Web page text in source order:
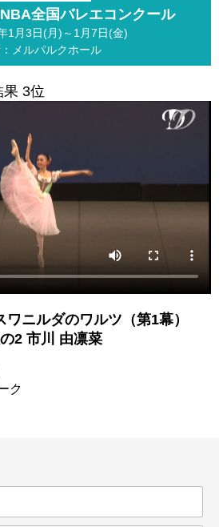
全国バレエコンクール
1月3日(月)～1月7日(金)
メルパルクホール
3位
ワニルダのワルツ（第1幕）
2 市川 由凛菜
ク